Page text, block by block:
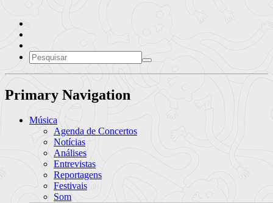
Primary Navigation
Música
Agenda de Concertos
Notícias
Análises
Entrevistas
Reportagens
Festivais
Som